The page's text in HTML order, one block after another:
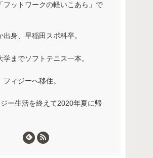
フットワークの軽いこあら」で
出身、早稲田スポ科卒。
学までソフトテニス一本。
フィジーへ移住。
ー生活を終えて2020年夏に帰